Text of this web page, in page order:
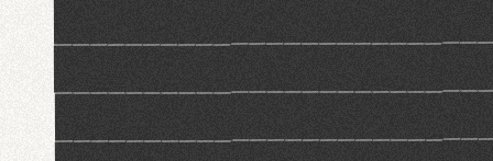
Sempre que podem i ens ho